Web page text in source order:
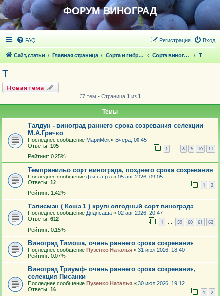
ФОРУМ ВИНОГРАД
FAQ Вход
Регистрация
Сайт, статьи Главная страница Сорта и гибридные формы винограда Сорта винограда Т
Т
Новая тема
37 тем • Страница 1 из 1
Темы
Талдун - виноград раннего срока созревания селекции
М.А.Гречко
Последнее сообщение МариМск « Вчера, 00:45
Ответы: 105 1 … 8 9 10 11
Рейтинг: 0.25%
Темпранильо сорт винограда, позднего срока созревания
Последнее сообщение ф и г а р о « 05 авг 2026, 09:05
Ответы: 12 1 2
Рейтинг: 1.42%
Талисман ( Кеша-1 ) крупноягодный сорт винограда
Последнее сообщение Дядясаша « 02 авг 2026, 20:47
Ответы: 612 1 … 59 60 61 62
Рейтинг: 0.15%
Виноград Тимоша, очень раннего срока созревания
Последнее сообщение Пузенко Наталья « 31 июл 2026, 18:40
Рейтинг: 0.07%
Виноград Триумф- очень раннего срока созревания,
селекция Писанки
Последнее сообщение Пузенко Наталья « 30 июл 2026, 19:12
Ответы: 16 1 2